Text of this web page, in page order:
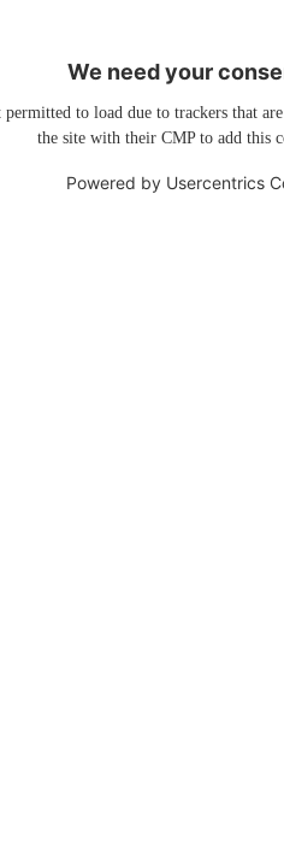
We need your
to load due to trackers that
the site with their CMP to add this
Powered by Usercentrics